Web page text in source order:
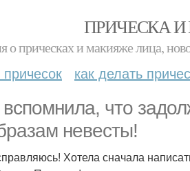
ПРИЧЕСКА
о прическах и макияже лица,
как делать
что
невесты!
Хотела сначала